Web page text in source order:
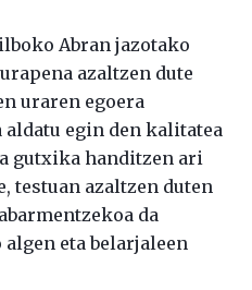
Abran jazotako
azaltzen dute
uraren egoera
egin den kalitatea
gutxika handitzen ari
testuan azaltzen duten
da
eta belarjaleen